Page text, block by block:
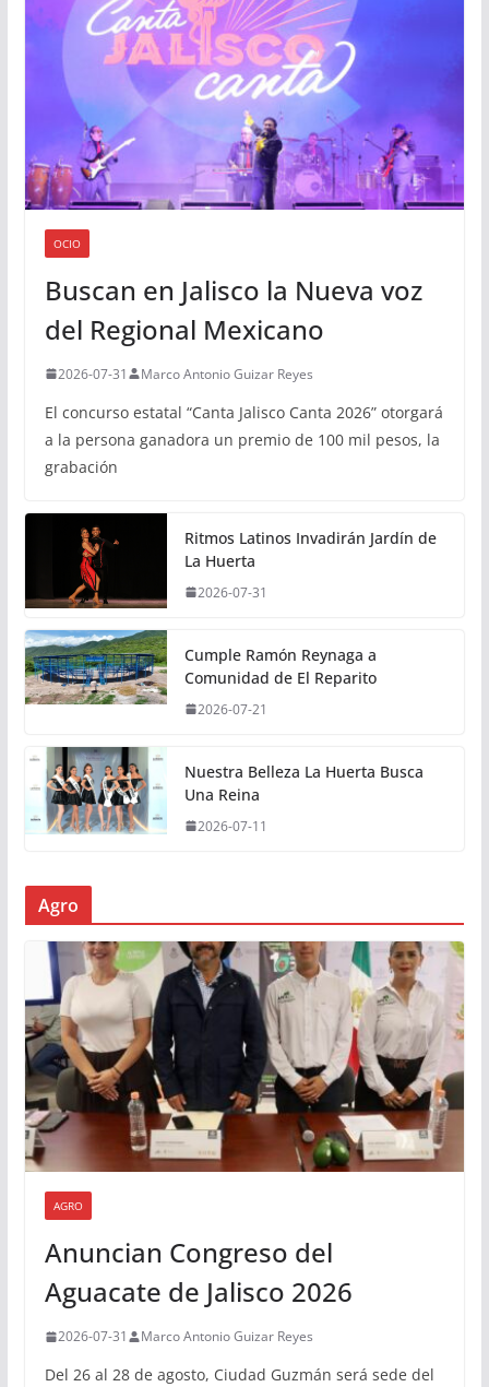
OCIO
Buscan en Jalisco la Nueva voz
del Regional Mexicano
2026-07-31 Marco Antonio Guizar Reyes
El concurso estatal “Canta Jalisco Canta 2026” otorgará
a la persona ganadora un premio de 100 mil pesos, la
grabación
Ritmos Latinos Invadirán Jardín de
La Huerta
2026-07-31
Cumple Ramón Reynaga a
Comunidad de El Reparito
2026-07-21
Nuestra Belleza La Huerta Busca
Una Reina
2026-07-11
Agro
AGRO
Anuncian Congreso del
Aguacate de Jalisco 2026
2026-07-31 Marco Antonio Guizar Reyes
Del 26 al 28 de agosto, Ciudad Guzmán será sede del